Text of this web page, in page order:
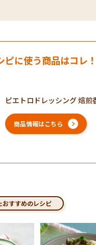
ピに使う商品はコレ！
ピエトロドレッシング 焙煎
商品情報はこちら
おすすめのレシピ